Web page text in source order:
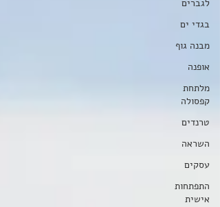
לגברים
בגדי ים
מבנה גוף
אופנה
מלתחת
קפסולה
טרנדים
השראה
עסקים
התפתחות
אישית